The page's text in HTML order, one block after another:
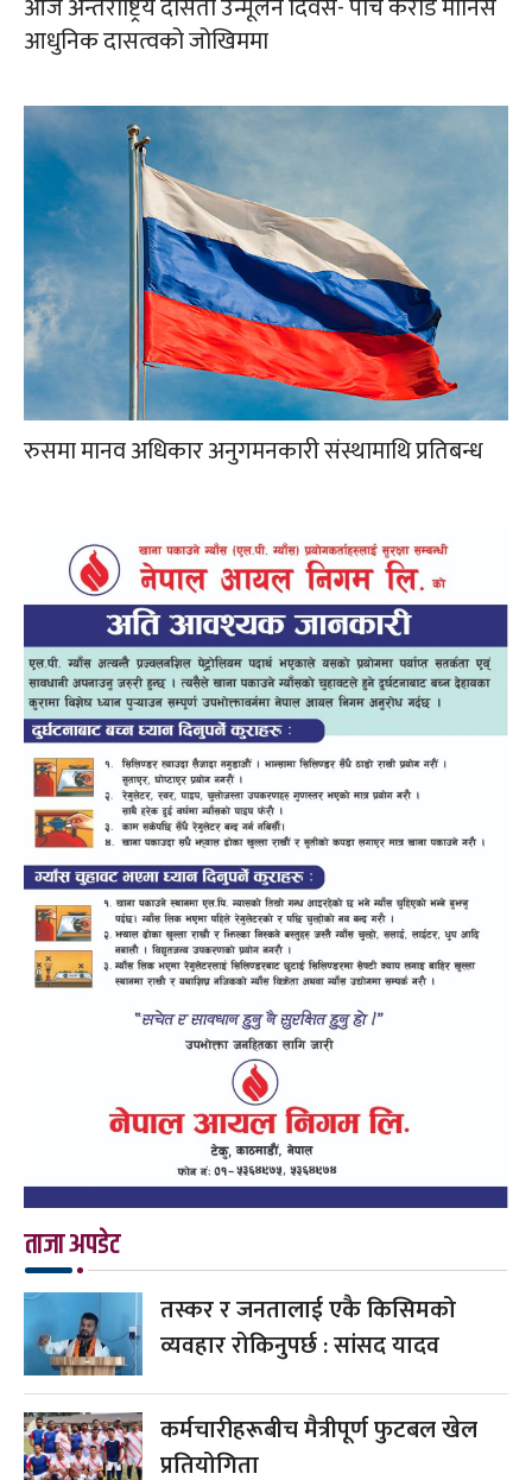
आज अन्तर्राष्ट्रिय दासता उन्मूलन दिवस- पाँच करोड मानिस
आधुनिक दासत्वको जोखिममा
रुसमा मानव अधिकार अनुगमनकारी संस्थामाथि प्रतिबन्ध
ताजा अपडेट
तस्कर र जनतालाई एकै किसिमको
व्यवहार रोकिनुपर्छ : सांसद यादव
कर्मचारीहरूबीच मैत्रीपूर्ण फुटबल खेल
प्रतियोगिता